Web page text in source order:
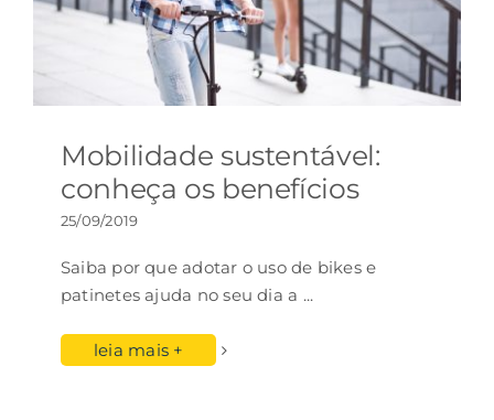
Mobilidade sustentável:
conheça os benefícios
25/09/2019
Saiba por que adotar o uso de bikes e
patinetes ajuda no seu dia a ...
leia mais +